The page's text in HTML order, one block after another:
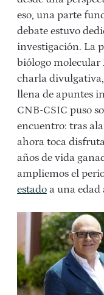
eso, una parte
debate estuvo
investigación. La
biólogo molecular
charla
llena de apuntes
CNB-CSIC puso
encuentro: tras
ahora toca
años de vida
ampliemos el
estado a una edad